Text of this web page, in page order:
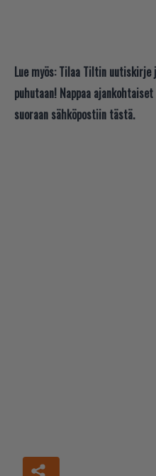
Lue myös: Tilaa Tiltin uutiskirje
puhutaan! Nappaa
suoraan sähköpostiin tästä.